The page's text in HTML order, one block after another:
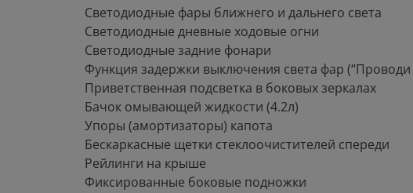
Cветодиодные фары ближнего и дальнего света
Светодиодные дневные ходовые огни
Cветодиодные задние фонари
Функция задержки выключения света фар
Приветственная подсветка в боковых зеркалах
Бачок омывающей жидкости (4.2л)
Упоры (амортизаторы) капота
Бескаркасные щетки стеклоочистителей спереди
Рейлинги на крыше
Фиксированные боковые подножки